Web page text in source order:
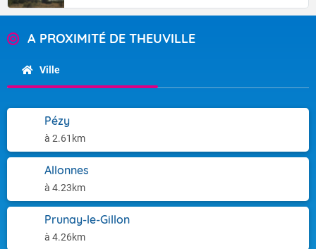
A PROXIMITÉ DE THEUVILLE
Ville
Pézy
à 2.61km
Allonnes
à 4.23km
Prunay-le-Gillon
à 4.26km